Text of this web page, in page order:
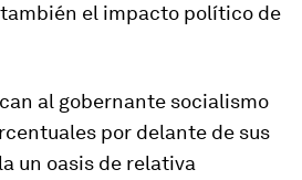
el impacto político de
al gobernante socialismo
por delante de sus
un oasis de relativa